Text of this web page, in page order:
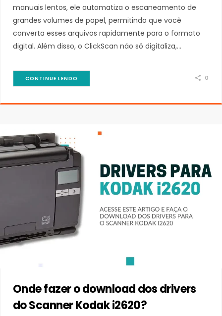
manuais lentos, ele automatiza o escaneamento de
grandes volumes de papel, permitindo que você
converta esses arquivos rapidamente para o formato
digital. Além disso, o ClickScan não só digitaliza,…
CONTINUE LENDO 0
Onde fazer o download dos drivers
do Scanner Kodak i2620?